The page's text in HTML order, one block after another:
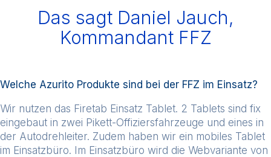
Das sagt Daniel Jauch,
Kommandant FFZ
Welche Azurito Produkte sind bei der FFZ im Einsatz?
Wir nutzen das Firetab Einsatz Tablet. 2 Tablets sind fix
eingebaut in zwei Pikett-Offiziersfahrzeuge und eines in
der Autodrehleiter. Zudem haben wir ein mobiles Tablet
im Einsatzbüro. Im Einsatzbüro wird die Webvariante von